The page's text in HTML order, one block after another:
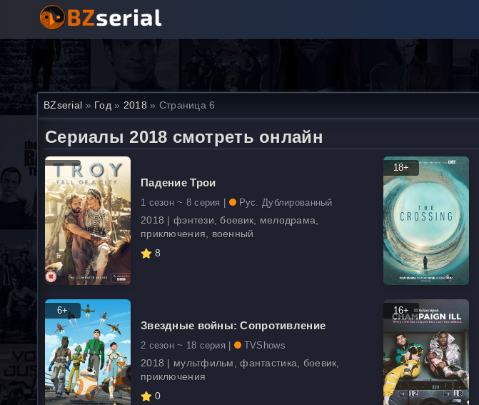
BZserial » Год » 2018 » Страница 6
Сериалы 2018 смотреть онлайн
Падение Трои
1 сезон ~ 8 серия | Рус. Дублированный
2018 | фэнтези, боевик, мелодрама,
приключения, военный
8
18+
6+
Звездные войны: Сопротивление
2 сезон ~ 18 серия | TVShows
2018 | мультфильм, фантастика, боевик,
приключения
0
16+